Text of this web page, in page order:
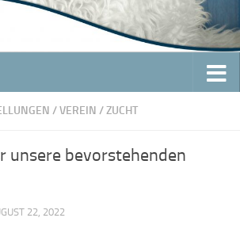
/VEREIN /ZUCHT
unsere bevorstehenden
22, 2022